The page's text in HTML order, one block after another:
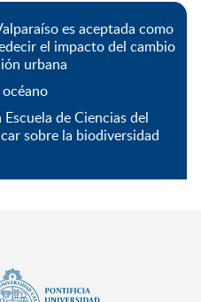
es aceptada como
el impacto del cambio
urbana
Escuela de Ciencias del
sobre la biodiversidad